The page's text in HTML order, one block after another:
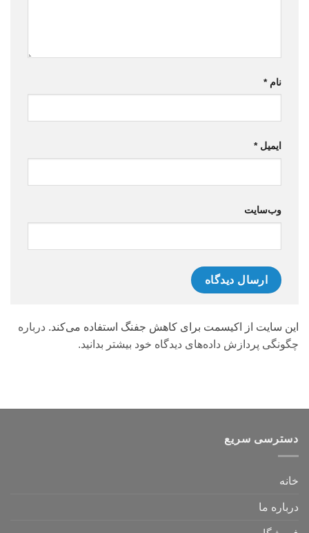
نام*
ایمیل*
وب‌سایت
این سایت از اکیسمت برای کاهش جفنگ استفاده می‌کند. درباره
چگونگی پردازش داده‌های دیدگاه خود بیشتر بدانید.
دسترسی سریع
خانه
درباره ما